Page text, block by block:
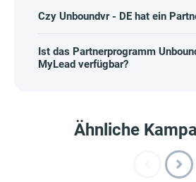
Czy Unboundvr - DE hat ein
Ist das Partnerprogramm
MyLead verfügbar?
Ähnliche